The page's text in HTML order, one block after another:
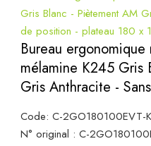
Bureau
mélamine K245 Gris
Gris Anthracite -
Code: C-2GO180100EVT-
N° original : C-